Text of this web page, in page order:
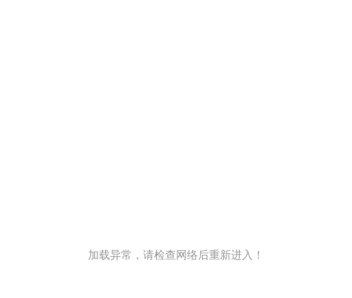
加载异常，请检查网络后重新进入！